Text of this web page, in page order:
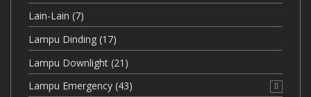
Lain-Lain (7)
Lampu Dinding (17)
Lampu Downlight (21)
Lampu Emergency (43)